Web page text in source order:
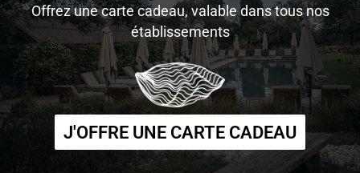
Offrez une carte cadeau, valable dans tous nos
établissements
J'OFFRE UNE CARTE CADEAU